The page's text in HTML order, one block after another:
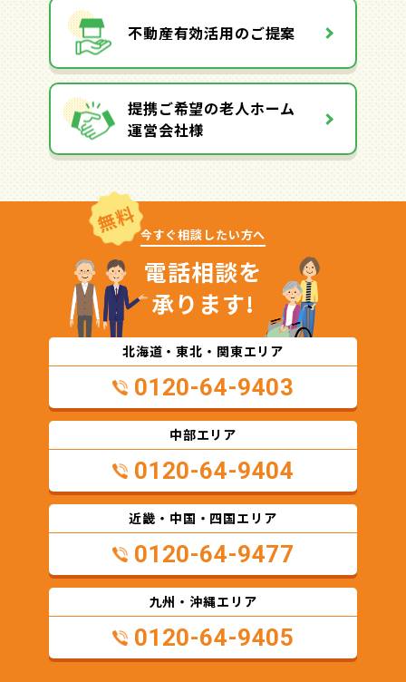
不動産有効活用のご提案
提携ご希望の老人ホーム
運営会社様
無料 今すぐ相談したい方へ
電話相談を
承ります!
北海道・東北・関東エリア
0120-64-9403
中部エリア
0120-64-9404
近畿・中国・四国エリア
0120-64-9477
九州・沖縄エリア
0120-64-9405